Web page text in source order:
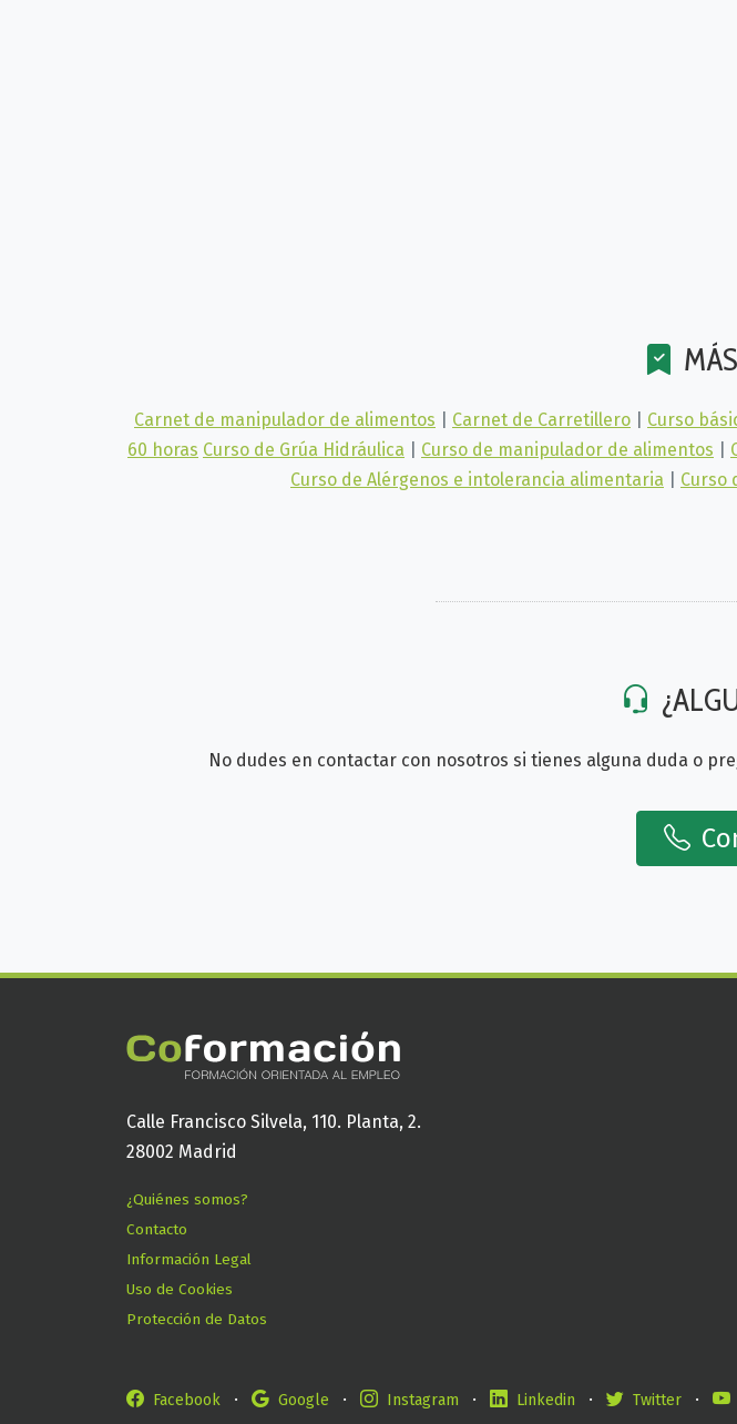
Carnet de manipulador de alimentos Carnet de Carretillero Curso
60 horas Curso de Grúa Hidráulica Curso de manipulador de alimentos
Curso de Alérgenos e intolerancia alimentaria
Curso
No dudes en contactar con nosotros si tienes alguna duda o
Calle Francisco Silvela, 110. Planta, 2.
28002 Madrid
¿Quiénes somos?
Contacto
Información Legal
Uso de Cookies
Protección de Datos
Facebook · Google · Instagram · Linkedin · Twitter ·